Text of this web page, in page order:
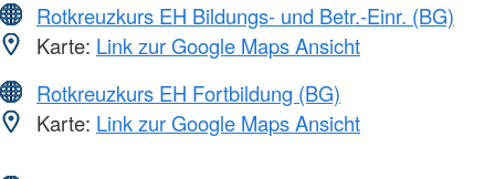
Rotkreuzkurs EH Bildungs- und Betr.-Einr. (BG)
Karte: Link zur Google Maps Ansicht
Rotkreuzkurs EH Fortbildung (BG)
Karte: Link zur Google Maps Ansicht